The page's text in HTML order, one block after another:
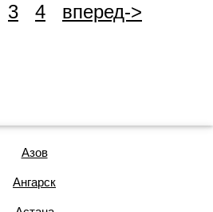
3 4 вперед->
Азов
Ангарск